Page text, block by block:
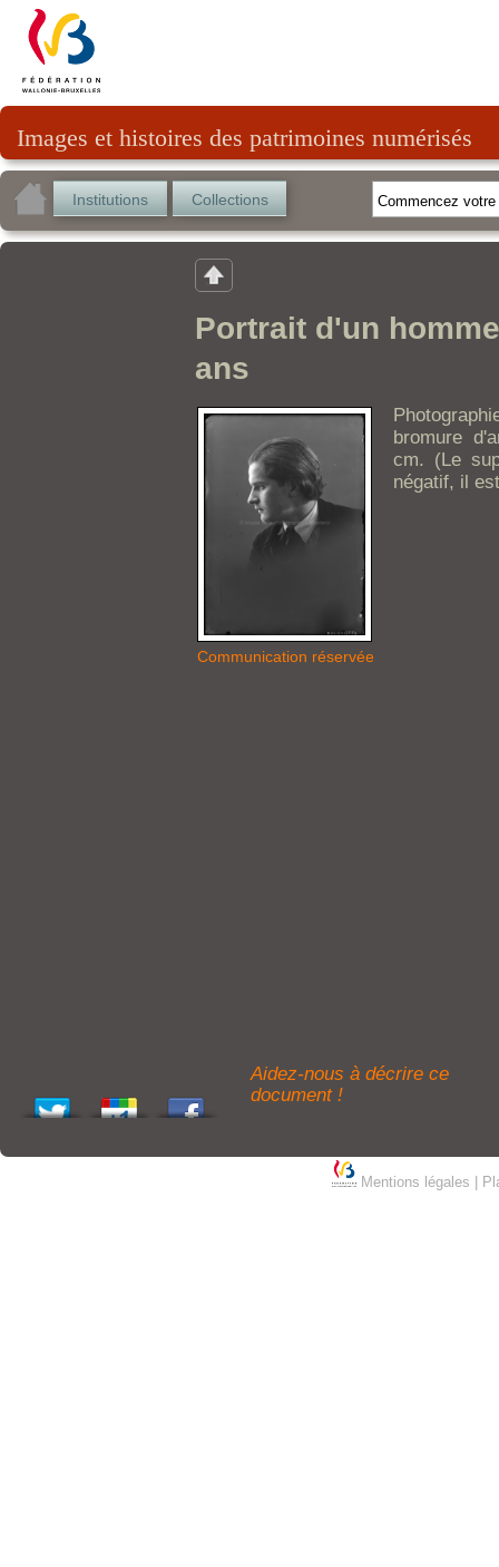
Images et histoires des patrimoines numérisés
Institutions Collections
Portrait d'un
ans
Communication réservée
bromure
cm. (Le
négatif, il
Aidez-nous à décrire ce
document !
Mentions légales